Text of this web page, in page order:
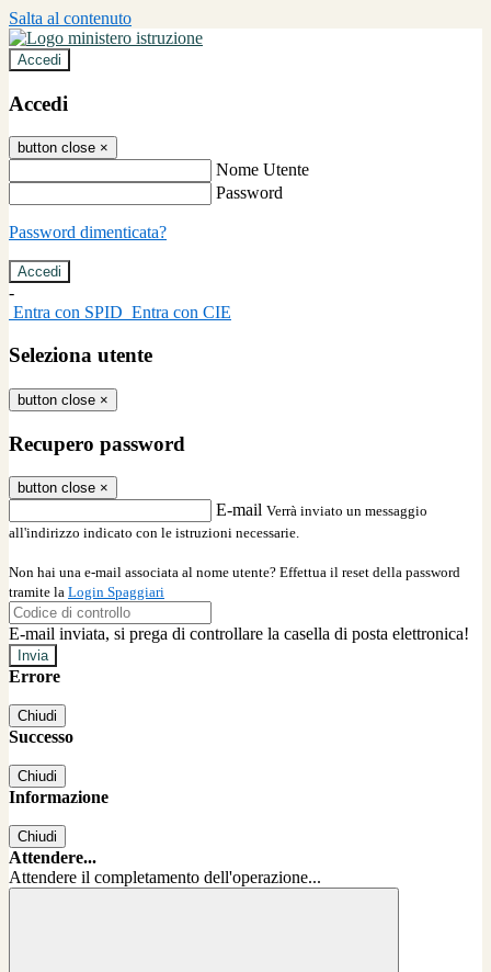
Salta al contenuto
Accedi
Accedi
button close ×
Nome Utente
Password
Password dimenticata?
-
Entra con SPID Entra con CIE
Seleziona utente
button close ×
Recupero password
button close ×
E-mail Verrà inviato un messaggio
all'indirizzo indicato con le istruzioni necessarie.
Non hai una e-mail associata al nome utente? Effettua il reset della password
tramite la Login Spaggiari
E-mail inviata, si prega di controllare la casella di posta elettronica!
Errore
Chiudi
Successo
Chiudi
Informazione
Chiudi
Attendere...
Attendere il completamento dell'operazione...